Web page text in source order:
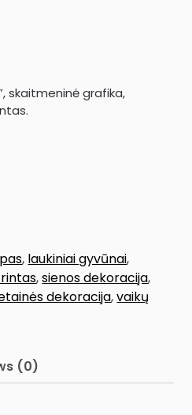
skaitmeninė grafika,
, laukiniai gyvūnai,
,sienos dekoracija,
dekoracija,vaikų
(0)